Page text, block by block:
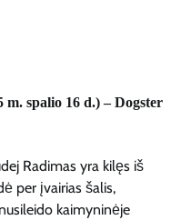
m. spalio 16 d.) – Dogster
Radimas yra kilęs iš
per įvairias šalis,
kaimyninėje